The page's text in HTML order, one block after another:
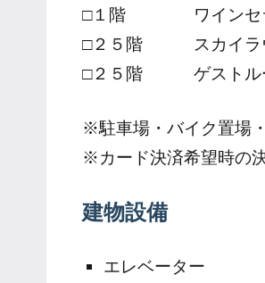
□１階 ワインセ
□２５階 スカイラ
□２５階 ゲストルー
※駐車場・バイク置場
※カード決済希望時の
建物設備
エレベーター